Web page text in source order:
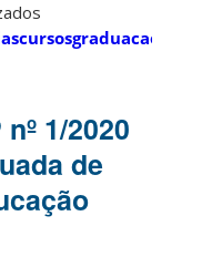
1/2020
de